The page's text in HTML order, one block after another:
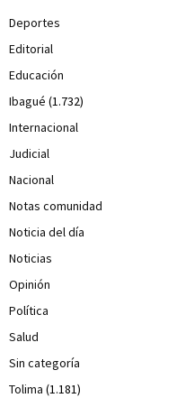
Deportes
Editorial
Educación
Ibagué (1.732)
Internacional
Judicial
Nacional
Notas comunidad
Noticia del día
Noticias
Opinión
Política
Salud
Sin categoría
Tolima (1.181)